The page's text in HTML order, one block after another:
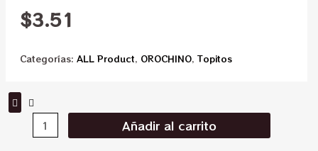
$3.51
Categorías: ALL Product, OROCHINO, Topitos
Añadir al carrito